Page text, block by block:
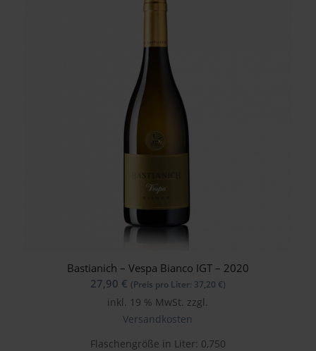
Bastianich – Vespa Bianco IGT – 2020
27,90 € (Preis pro Liter: 37,20 €)
inkl. 19 % MwSt. zzgl.
Versandkosten
Flaschengröße in Liter: 0,750